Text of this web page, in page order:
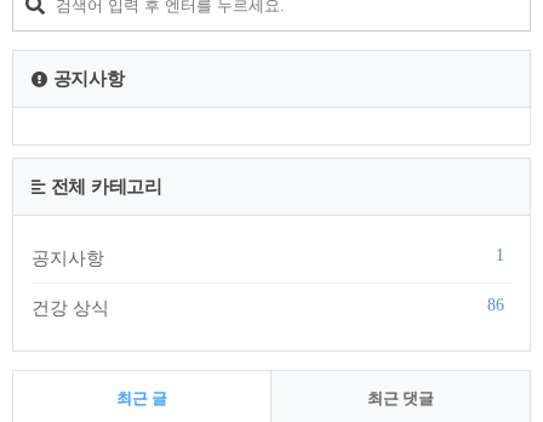
균질한 액체로 만든 형태이며, 보존성 향상을 위해 냉장 또는 냉
동 처리가 이루어질 수 있습니다.영양 성분난황은 생명 유지에
공지사항
전체 카테고리
공지사항 1
건강 상식 86
최근 글 최근 댓글